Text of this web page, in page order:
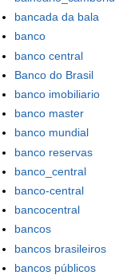
bancada da bala
banco
banco central
Banco do Brasil
banco imobiliario
banco master
banco mundial
banco reservas
banco_central
banco-central
bancocentral
bancos
bancos brasileiros
bancos públicos